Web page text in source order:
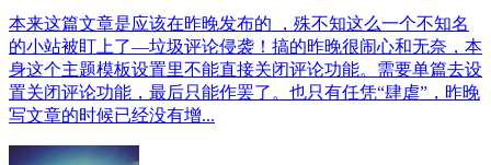
本来这篇文章是应该在昨晚发布的 ，殊不知这么一个不知名
的小站被盯上了—垃圾评论侵袭！搞的昨晚很闹心和无奈，本
身这个主题模板设置里不能直接关闭评论功能。需要单篇去设
置关闭评论功能，最后只能作罢了。也只有任凭“肆虐”，昨晚
写文章的时候已经没有增...